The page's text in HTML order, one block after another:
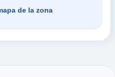
de la zona